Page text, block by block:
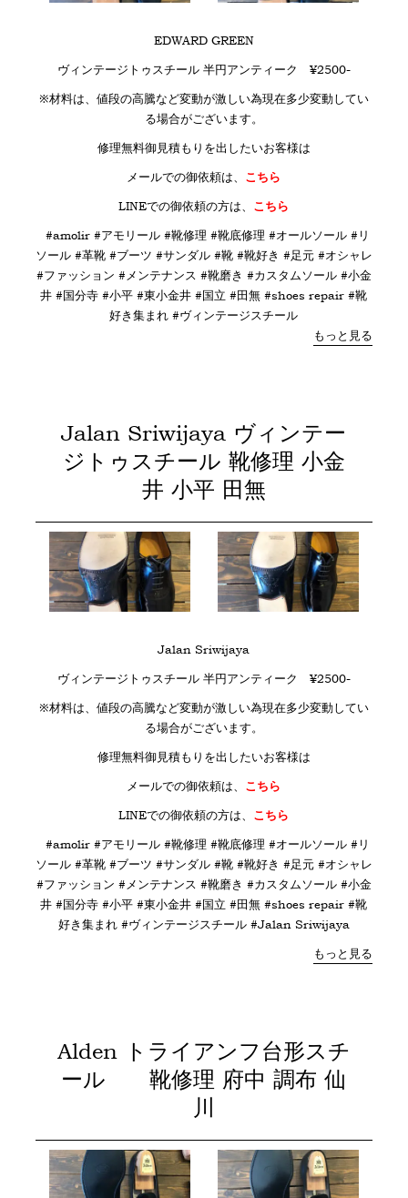
EDWARD GREEN
ヴィンテージトゥスチール 半円アンティーク ¥2500-
※材料は、値段の高騰など変動が激しい為現在多少変動してい
る場合がございます。
修理無料御見積もりを出したいお客様は
メールでの御依頼は、 こちら
LINEでの御依頼の方は、 こちら
#amolir #アモリール #靴修理 #靴底修理 #オールソール #リ
ソール #革靴 #ブーツ #サンダル #靴 #靴好き #足元 #オシャレ
#ファッション #メンテナンス #靴磨き #カスタムソール #小金
井 #国分寺 #小平 #東小金井 #国立 #田無 #shoes repair #靴
好き集まれ #ヴィンテージスチール
もっと見る
Jalan Sriwijaya ヴィンテー
ジトゥスチール 靴修理 小金
井 小平 田無
Jalan Sriwijaya
ヴィンテージトゥスチール 半円アンティーク ¥2500-
※材料は、値段の高騰など変動が激しい為現在多少変動してい
る場合がございます。
修理無料御見積もりを出したいお客様は
メールでの御依頼は、 こちら
LINEでの御依頼の方は、 こちら
#amolir #アモリール #靴修理 #靴底修理 #オールソール #リ
ソール #革靴 #ブーツ #サンダル #靴 #靴好き #足元 #オシャレ
#ファッション #メンテナンス #靴磨き #カスタムソール #小金
井 #国分寺 #小平 #東小金井 #国立 #田無 #shoes repair #靴
好き集まれ #ヴィンテージスチール #Jalan Sriwijaya
もっと見る
Alden トライアンフ台形スチ
ール 靴修理 府中 調布 仙
川